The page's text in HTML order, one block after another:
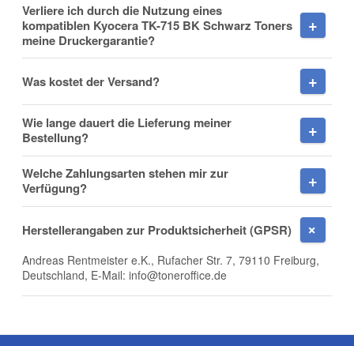
E-Mail
Telefon
Mobiltelefon
Fax
Verliere ich durch die Nutzung eines
kompatiblen Kyocera TK-715 BK Schwarz Toners
meine Druckergarantie?
Was kostet der Versand?
Wie lange dauert die Lieferung meiner
Bestellung?
Welche Zahlungsarten stehen mir zur
Verfügung?
Herstellerangaben zur Produktsicherheit (GPSR)
Andreas Rentmeister e.K., Rufacher Str. 7, 79110 Freiburg,
Deutschland, E-Mail: info@toneroffice.de